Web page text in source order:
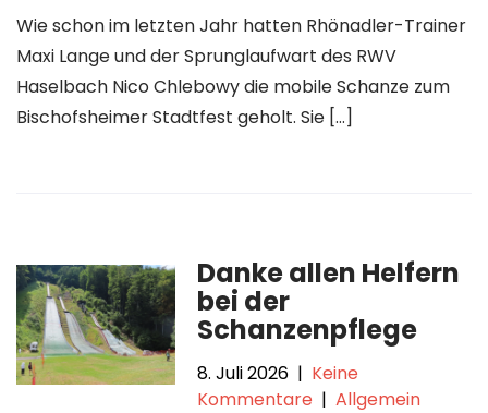
Wie schon im letzten Jahr hatten Rhönadler-Trainer
Maxi Lange und der Sprunglaufwart des RWV
Haselbach Nico Chlebowy die mobile Schanze zum
Bischofsheimer Stadtfest geholt. Sie […]
Danke allen Helfern
bei der
Schanzenpflege
8. Juli 2026 | Keine
Kommentare |Allgemein